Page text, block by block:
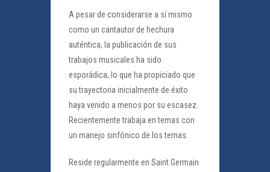
A pesar de considerarse a sí mismo
como un cantautor de hechura
auténtica, la publicación de sus
trabajos musicales ha sido
esporádica, lo que ha propiciado que
su trayectoria inicialmente de éxito
haya venido a menos por su escasez.
Recientemente trabaja en temas con
un manejo sinfónico de los temas.
Reside regularmente en Saint Germain